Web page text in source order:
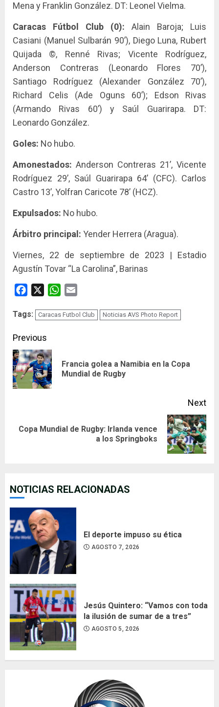
Mena y Franklin González. DT: Leonel Vielma.
Caracas Fútbol Club (0): Alain Baroja; Luis
Casiani (Manuel Sulbarán 90’), Diego Luna, Rubert
Quijada ©, Renné Rivas; Vicente Rodríguez,
Anderson Contreras (Leonardo Flores 70’),
Santiago Rodríguez (Alexander González 70’),
Richard Celis (Ade Oguns 60’); Edson Rivas
(Armando Rivas 60’) y Saúl Guarirapa. DT:
Leonardo González.
Goles: No hubo.
Amonestados: Anderson Contreras 21’, Vicente
Rodríguez 29’, Saúl Guarirapa 64’ (CFC). Carlos
Castro 13’, Yolfran Caricote 78’ (HCZ).
Expulsados: No hubo.
Árbitro principal: Yender Herrera (Aragua).
Viernes, 22 de septiembre de 2023 | Estadio
Agustín Tovar “La Carolina”, Barinas
Facebook WhatsApp
Tags: Caracas Futbol Club Noticias AVS Photo Report
Continue
Reading
Previous
Francia golea a Namibia en la Copa
Mundial de Rugby
Next
Next
Copa Mundial de Rugby: Irlanda vence
a los Springboks
NOTICIAS RELACIONADAS
El deporte impuso su ética
AGOSTO 7, 2026
Jesús Quintero: “Vamos con toda
la ilusión de sumar de a tres”
AGOSTO 5, 2026